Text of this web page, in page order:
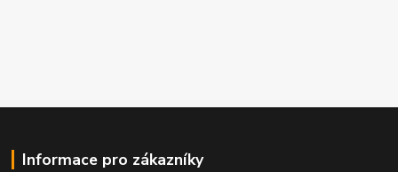
Informace pro zákazníky